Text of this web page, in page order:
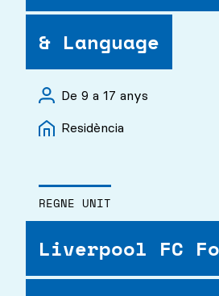
& Language
De 9 a 17 anys
Residència
REGNE UNIT
Liverpool FC